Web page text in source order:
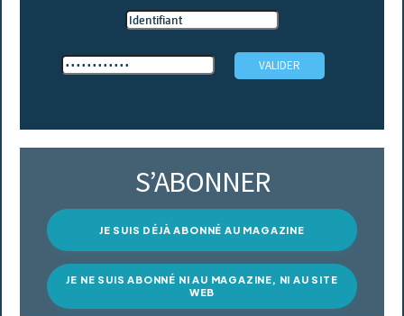
S’ABONNER
JE SUIS DÉJÀ ABONNÉ AU MAGAZINE
JE NE SUIS ABONNÉ NI AU MAGAZINE, NI AU SITE
WEB